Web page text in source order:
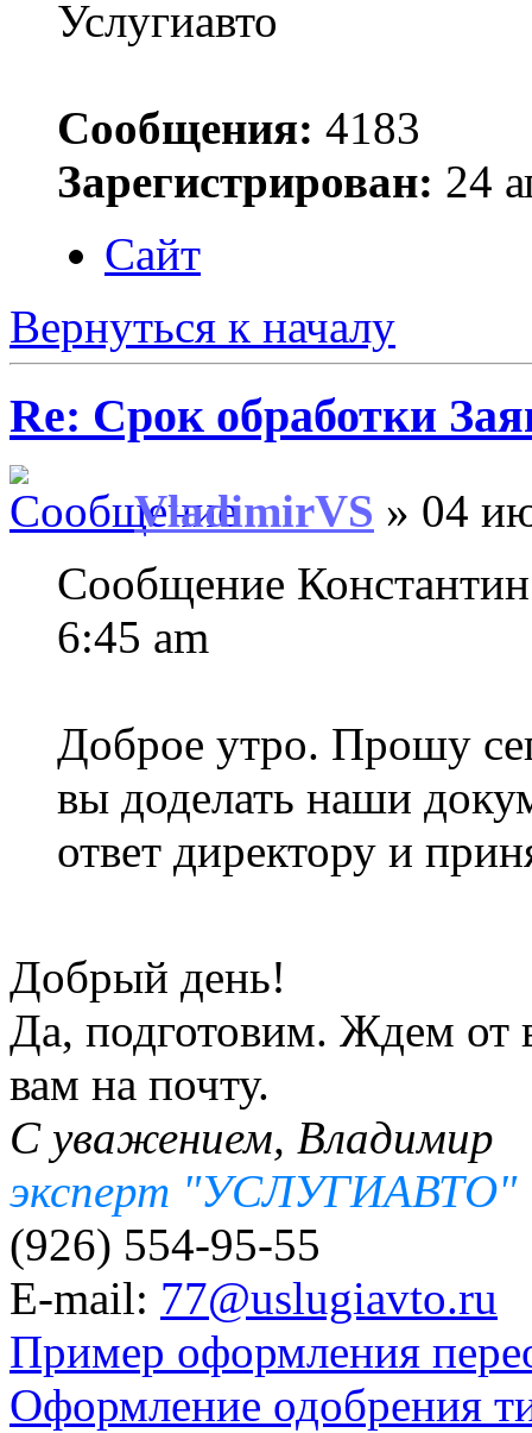
Услугиавто
Сообщения: 4183
Зарегистрирован: 24
Сайт
Вернуться к началу
Re: Срок обработки
VladimirVS » 04
Сообщение
6:45 am
Доброе утро. Прошу
вы доделать наши
ответ директору и
Добрый день!
Да, подготовим. Ждем от
вам на почту.
С уважением, Владимир
эксперт "УСЛУГИАВТО"
(926) 554-95-55
E-mail: 77@uslugiavto.ru
Пример оформления
Оформление одобрения